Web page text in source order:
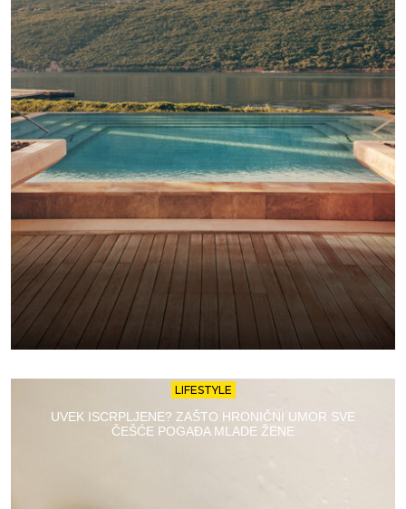
LIFESTYLE
UVEK ISCRPLJENE? ZAŠTO HRONIČNI UMOR SVE
ČEŠĆE POGAĐA MLADE ŽENE